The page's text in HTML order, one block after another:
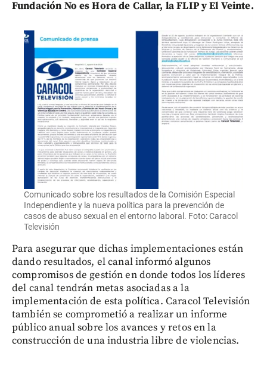
Fundación No es Hora de Callar, la FLIP y El Veinte.
Comunicado sobre los resultados de la Comisión Especial
Independiente y la nueva política para la prevención de
casos de abuso sexual en el entorno laboral. Foto: Caracol
Televisión
Para asegurar que dichas implementaciones están
dando resultados, el canal informó algunos
compromisos de gestión en donde todos los líderes
del canal tendrán metas asociadas a la
implementación de esta política. Caracol Televisión
también se comprometió a realizar un informe
público anual sobre los avances y retos en la
construcción de una industria libre de violencias.